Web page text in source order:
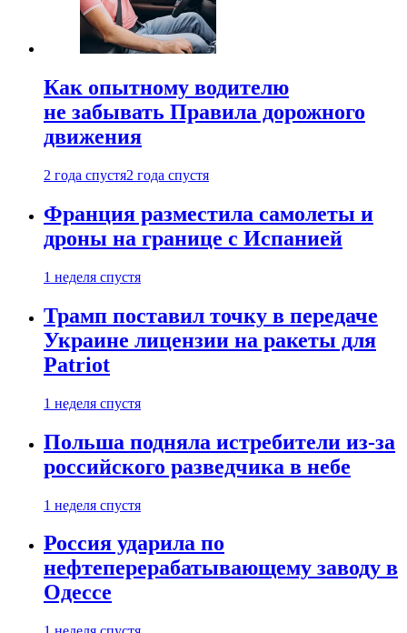
Как опытному водителю
не забывать Правила дорожного
движения
2 года спустя2 года спустя
Франция разместила самолеты и
дроны на границе с Испанией
1 неделя спустя
Трамп поставил точку в передаче
Украине лицензии на ракеты для
Patriot
1 неделя спустя
Польша подняла истребители из-за
российского разведчика в небе
1 неделя спустя
Россия ударила по
нефтеперерабатывающему заводу в
Одессе